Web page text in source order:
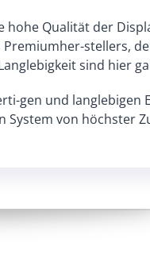
hohe Qualität der
stellers,
sind hier
gen und langlebigen
System von höchster